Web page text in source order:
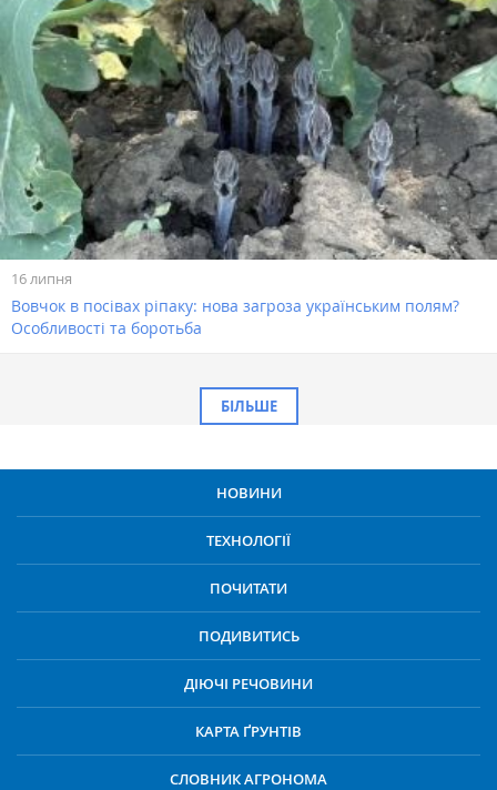
16 липня
Вовчок в посівах ріпаку: нова загроза українським полям?
Особливості та боротьба
БІЛЬШЕ
НОВИНИ
ТЕХНОЛОГІЇ
ПОЧИТАТИ
ПОДИВИТИСЬ
ДІЮЧІ РЕЧОВИНИ
КАРТА ҐРУНТІВ
СЛОВНИК АГРОНОМА